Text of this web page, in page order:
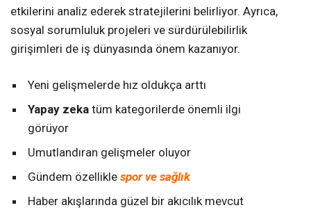
etkilerini analiz ederek stratejilerini belirliyor. Ayrıca,
sosyal sorumluluk projeleri ve sürdürülebilirlik
girişimleri de iş dünyasında önem kazanıyor.
Yeni gelişmelerde hız oldukça arttı
Yapay zeka tüm kategorilerde önemli ilgi
görüyor
Umutlandıran gelişmeler oluyor
Gündem özellikle spor ve sağlık
Haber akışlarında güzel bir akıcılık mevcut